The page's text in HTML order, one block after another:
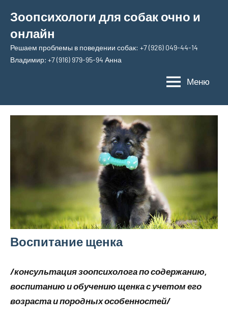
содержимому
Зоопсихологи для собак очно и
онлайн
Решаем проблемы в поведении собак: +7 (926) 049-44-14
Владимир; +7 (916) 979-95-94 Анна
Меню
Воспитание щенка
/консультациязоопсихологапо содержанию,
воспитанию и обучению щенка с учетом его
возраста и породных особенностей/